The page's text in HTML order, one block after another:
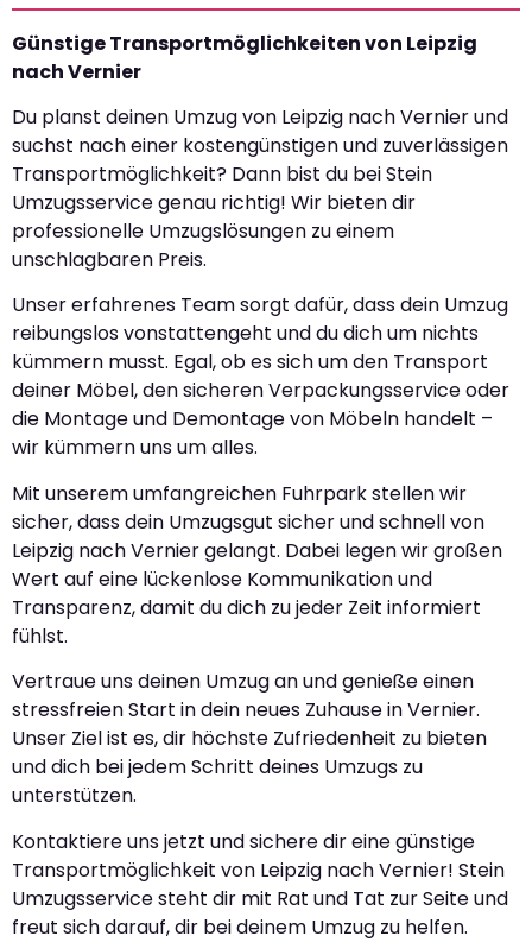
Günstige Transportmöglichkeiten von Leipzig
nach Vernier
Du planst deinen Umzug von Leipzig nach Vernier und
suchst nach einer kostengünstigen und zuverlässigen
Transportmöglichkeit? Dann bist du bei Stein
Umzugsservice genau richtig! Wir bieten dir
professionelle Umzugslösungen zu einem
unschlagbaren Preis.
Unser erfahrenes Team sorgt dafür, dass dein Umzug
reibungslos vonstattengeht und du dich um nichts
kümmern musst. Egal, ob es sich um den Transport
deiner Möbel, den sicheren Verpackungsservice oder
die Montage und Demontage von Möbeln handelt –
wir kümmern uns um alles.
Mit unserem umfangreichen Fuhrpark stellen wir
sicher, dass dein Umzugsgut sicher und schnell von
Leipzig nach Vernier gelangt. Dabei legen wir großen
Wert auf eine lückenlose Kommunikation und
Transparenz, damit du dich zu jeder Zeit informiert
fühlst.
Vertraue uns deinen Umzug an und genieße einen
stressfreien Start in dein neues Zuhause in Vernier.
Unser Ziel ist es, dir höchste Zufriedenheit zu bieten
und dich bei jedem Schritt deines Umzugs zu
unterstützen.
Kontaktiere uns jetzt und sichere dir eine günstige
Transportmöglichkeit von Leipzig nach Vernier! Stein
Umzugsservice steht dir mit Rat und Tat zur Seite und
freut sich darauf, dir bei deinem Umzug zu helfen.